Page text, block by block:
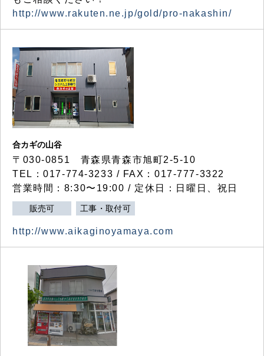
http://www.rakuten.ne.jp/gold/pro-nakashin/
合カギの山谷
〒030-0851 青森県青森市旭町2-5-10
TEL：017-774-3233 / FAX：017-777-3322
営業時間：8:30〜19:00 / 定休日：日曜日、祝日
販売可 工事・取付可
http://www.aikaginoyamaya.com